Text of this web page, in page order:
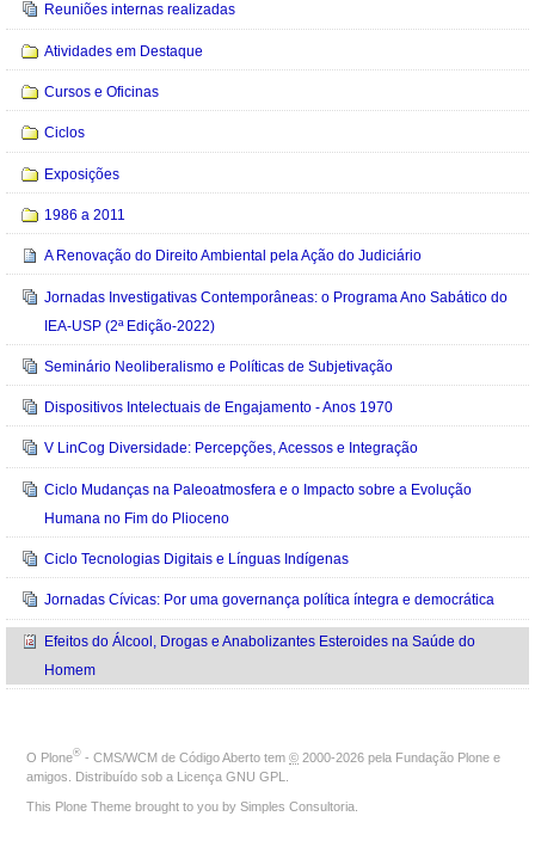
Reuniões internas realizadas
Atividades em Destaque
Cursos e Oficinas
Ciclos
Exposições
1986 a 2011
A Renovação do Direito Ambiental pela Ação do Judiciário
Jornadas Investigativas Contemporâneas: o Programa Ano Sabático do
IEA-USP (2ª Edição-2022)
Seminário Neoliberalismo e Políticas de Subjetivação
Dispositivos Intelectuais de Engajamento - Anos 1970
V LinCog Diversidade: Percepções, Acessos e Integração
Ciclo Mudanças na Paleoatmosfera e o Impacto sobre a Evolução
Humana no Fim do Plioceno
Ciclo Tecnologias Digitais e Línguas Indígenas
Jornadas Cívicas: Por uma governança política íntegra e democrática
Efeitos do Álcool, Drogas e Anabolizantes Esteroides na Saúde do
Homem
O Plone® - CMS/WCM de Código Aberto tem © 2000-2026 pela Fundação Plone e
amigos. Distribuído sob a Licença GNU GPL
This Plone Theme brought to you by Simples Consultoria